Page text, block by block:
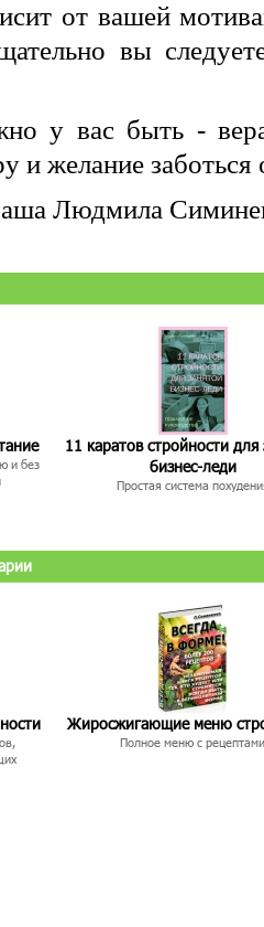
от вашей
вы
у вас быть -
и желание заботься
Людмила
и без
11 каратов стройности для
бизнес-леди
Простая система
Жиросжигающие меню
Полное меню с рецептами